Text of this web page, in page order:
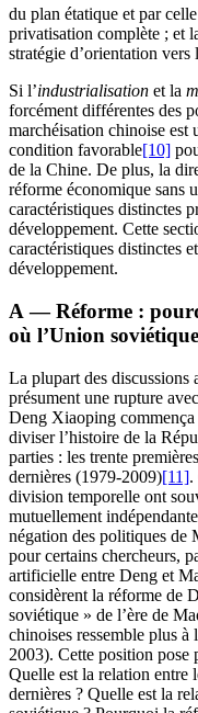
du plan étatique et par
privatisation complète ; et
stratégie d’orientation vers
Si l’industrialisation et la
forcément différentes des
marchéisation chinoise est
condition favorable[10]
de la Chine. De plus, la
réforme économique sans
caractéristiques distinctes
développement. Cette
caractéristiques distinctes
développement.
A — Réforme :
où l’Union
La plupart des discussions
présument une rupture
Deng Xiaoping
diviser l’histoire de la
parties : les trente
dernières (1979-2009)[11].
division temporelle ont
mutuellement
négation des politiques de
pour certains chercheurs,
artificielle entre Deng et
considèrent la réforme de
soviétique » de l’ère de
chinoises ressemble plus
2003). Cette position pose
Quelle est la relation entre
dernières ? Quelle est la